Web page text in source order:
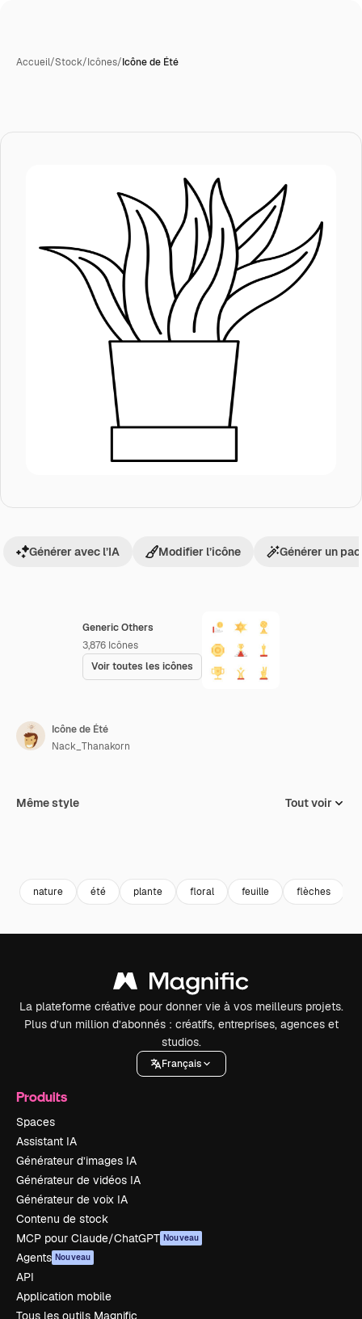
Accueil/Stock/Icônes/Icône de Été
Generic Others
3,876 Icônes
Voir toutes les icônes
Générer avec l’IA Modifier l’icône Générer un
Icône de Été
Nack_Thanakorn
Même style Tout voir
nature été plante floral feuille flèches
La plateforme créative pour donner vie à vos meilleurs projets.
Plus d’un million d’abonnés : créatifs, entreprises, agences et
studios.
Français
Produits
Spaces
Assistant IA
Générateur d’images IA
Générateur de vidéos IA
Générateur de voix IA
Contenu de stock
MCP pour Claude/ChatGPT Nouveau
Agents Nouveau
API
Application mobile
Tous les outils Magnific